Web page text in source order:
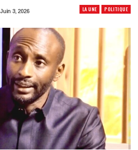
LA UNE POLITIQUE
Juin 3, 2026